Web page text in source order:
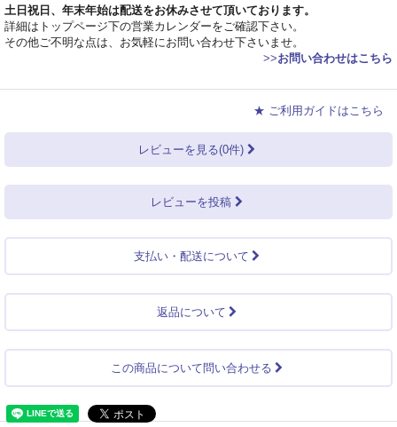
土日祝日、年末年始は配送をお休みさせて頂いております。
詳細はトップページ下の営業カレンダーをご確認下さい。
その他ご不明な点は、お気軽にお問い合わせ下さいませ。
>>お問い合わせはこちら
★ ご利用ガイドはこちら
レビューを見る(0件)
レビューを投稿
支払い・配送について
返品について
この商品について問い合わせる